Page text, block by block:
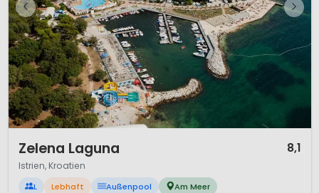
Zelena Laguna 8,1
Istrien, Kroatien
L Lebhaft Außenpool Am Meer